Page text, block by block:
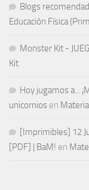
Blogs
Educación Física
Monster Kit -
Kit
Hoy jugamos a...
unicornios en
[Imprimibles] 12
[PDF] | BaM! en